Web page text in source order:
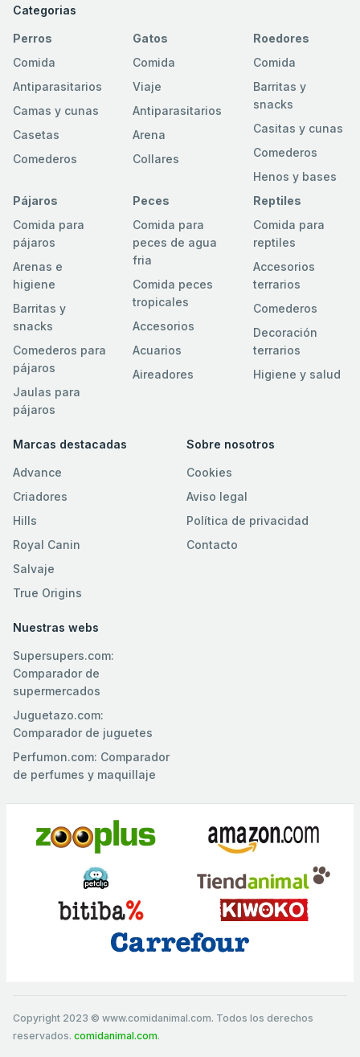
Categorias
Perros
Comida
Antiparasitarios
Camas y cunas
Casetas
Comederos
Gatos
Comida
Viaje
Antiparasitarios
Arena
Collares
Roedores
Comida
Barritas y
snacks
Casitas y cunas
Comederos
Henos y bases
Pájaros
Comida para
pájaros
Arenas e
higiene
Barritas y
snacks
Comederos para
pájaros
Jaulas para
pájaros
Peces
Comida para
peces de agua
fria
Comida peces
tropicales
Accesorios
Acuarios
Aireadores
Reptiles
Comida para
reptiles
Accesorios
terrarios
Comederos
Decoración
terrarios
Higiene y salud
Marcas destacadas
Advance
Criadores
Hills
Royal Canin
Salvaje
True Origins
Sobre nosotros
Cookies
Aviso legal
Política de privacidad
Contacto
Nuestras webs
Supersupers.com:
Comparador de
supermercados
Juguetazo.com:
Comparador de juguetes
Perfumon.com: Comparador
de perfumes y maquillaje
Copyright 2023 © www.comidanimal.com. Todos los derechos
reservados. comidanimal.com.